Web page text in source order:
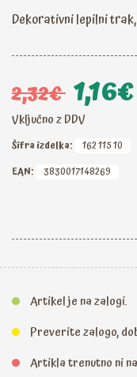
Dekorativni lepilni trak,
2,32€ 1,16€
Vključno z DDV
Šifra izdelka:
162 115 10
EAN:
3830017148269
Artikel je na zalogi.
Preverite zalogo,
Artikla trenutno ni